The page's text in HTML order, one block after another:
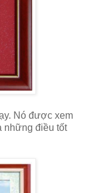
Nó được xem
những điều tốt